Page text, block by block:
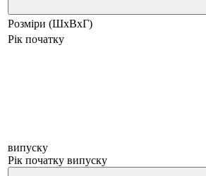
Розміри (ШхВхГ)
Рік початку
випуску
Рік початку випуску